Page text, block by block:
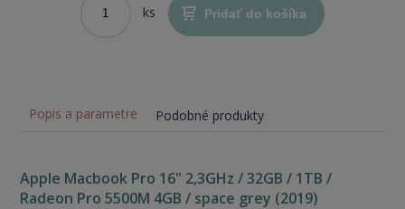
ks Pridať do košíka
Popis a parametre Podobné produkty
Apple Macbook Pro 16" 2,3GHz / 32GB / 1TB /
Radeon Pro 5500M 4GB / space grey (2019)